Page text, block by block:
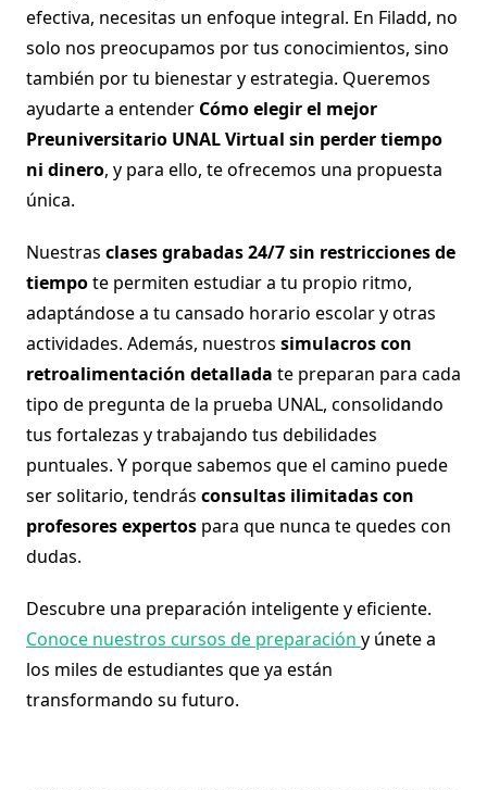
efectiva, necesitas un enfoque integral. En Filadd, no
solo nos preocupamos por tus conocimientos, sino
también por tu bienestar y estrategia. Queremos
ayudarte a entender Cómo elegir el mejor
Preuniversitario UNAL Virtual sin perder tiempo
ni dinero, y para ello, te ofrecemos una propuesta
única.
Nuestras clases grabadas 24/7 sin restricciones de
tiempote permiten estudiar a tu propio ritmo,
adaptándose a tu cansado horario escolar y otras
actividades. Además, nuestros simulacros con
retroalimentación detallada te preparan para cada
tipo de pregunta de la prueba UNAL, consolidando
tus fortalezas y trabajando tus debilidades
puntuales. Y porque sabemos que el camino puede
ser solitario, tendrás consultas ilimitadas con
profesores expertos para que nunca te quedes con
dudas.
Descubre una preparación inteligente y eficiente.
Conoce nuestros cursos de preparación y únete a
los miles de estudiantes que ya están
transformando su futuro.